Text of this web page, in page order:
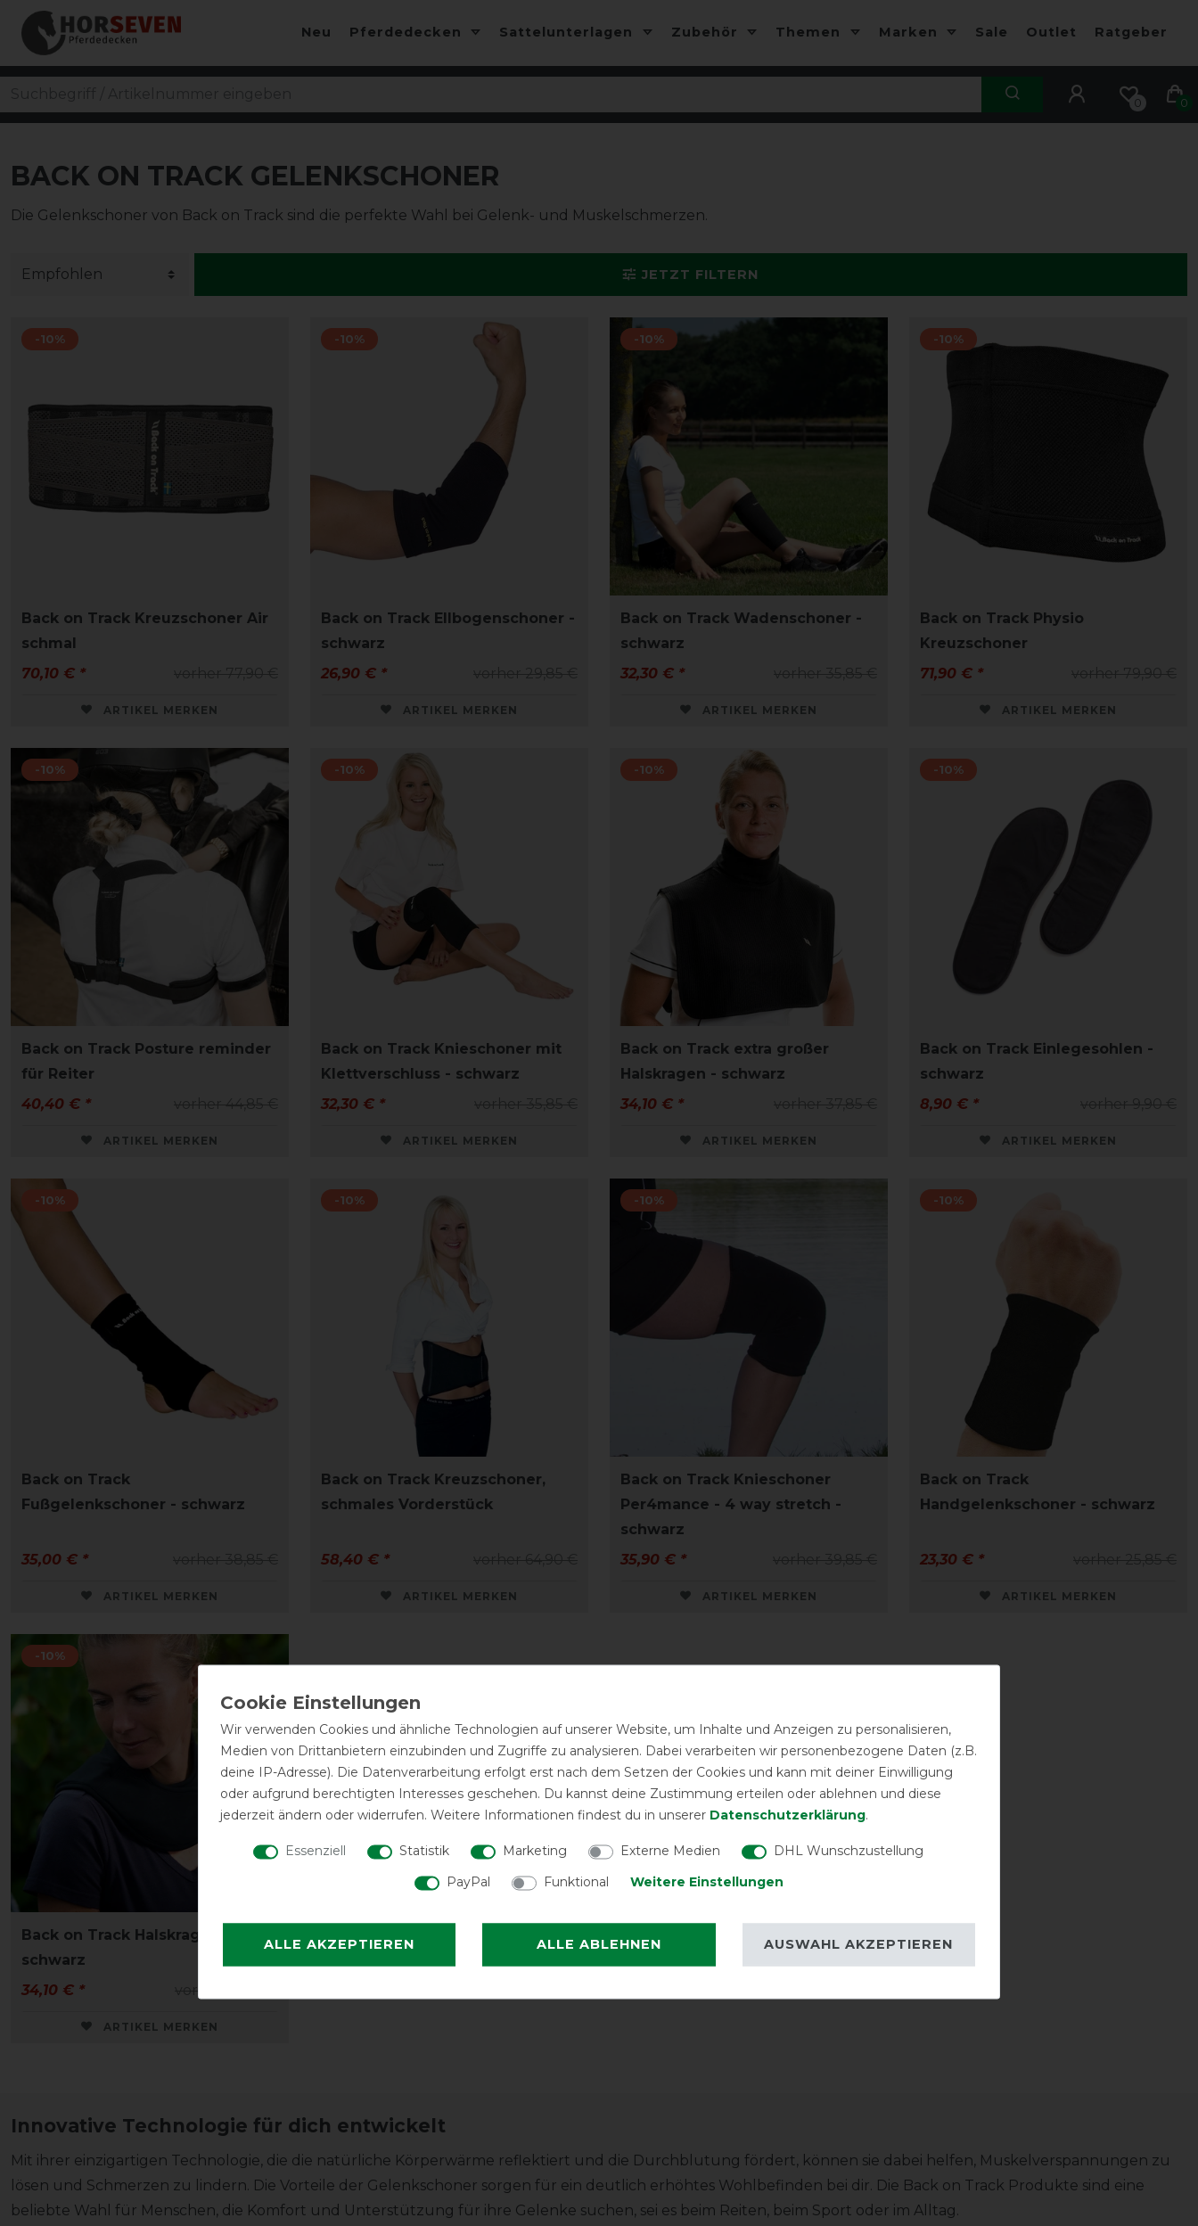
Neu Pferdedecken Sattelunterlagen Zubehör Themen Marken Sale Outlet Ratgeber
0 0
BACK ON TRACK GELENKSCHONER
Die Gelenkschoner von Back on Track sind die perfekte Wahl bei Gelenk- und Muskelschmerzen.
JETZT FILTERN
-10%
Back on Track Kreuzschoner Air
schmal
70,10 € *
ARTIKEL MERKEN
-10%
Back on Track Ellbogenschoner -
schwarz
26,90 € *
ARTIKEL MERKEN
-10%
Back on Track Wadenschoner -
schwarz
32,30 € *
ARTIKEL MERKEN
-10%
Back on Track Physio
Kreuzschoner
71,90 € *
ARTIKEL MERKEN
-10%
Back on Track Posture reminder
für Reiter
40,40 € *
ARTIKEL MERKEN
-10%
Back on Track Knieschoner mit
Klettverschluss - schwarz
32,30 € *
ARTIKEL MERKEN
-10%
Back on Track extra großer
Halskragen - schwarz
34,10 € *
ARTIKEL MERKEN
-10%
Back on Track Einlegesohlen -
schwarz
8,90 € *
ARTIKEL MERKEN
-10%
Back on Track
Fußgelenkschoner - schwarz
35,00 € *
ARTIKEL MERKEN
-10%
Back on Track Kreuzschoner,
schmales Vorderstück
58,40 € *
ARTIKEL MERKEN
-10%
Back on Track Knieschoner
Per4mance - 4 way stretch -
schwarz
35,90 € *
ARTIKEL MERKEN
-10%
Back on Track
Handgelenkschoner - schwarz
23,30 € *
ARTIKEL MERKEN
-10%
Back on Track Halskragen -
schwarz
34,10 € *
ARTIKEL MERKEN
Innovative Technologie für dich entwickelt
Mit ihrer einzigartigen Technologie, die die natürliche Körperwärme reflektiert und die Durchblutung fördert, können sie dabei helfen, Muskelverspannungen zu
lösen und Schmerzen zu lindern. Die Vorteile der Gelenkschoner sorgen für ein deutlich erhöhtes Wohlbefinden bei dir. Die Back on Track Produkte sind eine
beliebte Wahl für Menschen, die Komfort und Unterstützung für ihre Gelenke suchen, sei es beim Reiten, beim Sport oder im Alltag.
Wir verwenden Cookies und ähnliche Technologien auf unserer Website, um Inhalte und Anzeigen zu personalisieren,
Medien von Drittanbietern einzubinden und Zugriffe zu analysieren. Dabei verarbeiten wir personenbezogene Daten (z.B.
deine IP-Adresse). Die Datenverarbeitung erfolgt erst nach dem Setzen der Cookies und kann mit deiner Einwilligung
oder aufgrund berechtigten Interesses geschehen. Du kannst deine Zustimmung erteilen oder ablehnen und diese
jederzeit ändern oder widerrufen. Weitere Informationen findest du in unserer Daten­schutz­erklärung.
Essenziell Statistik Marketing Externe Medien
DHL Wunschzustellung
PayPal
Funktional Weitere Einstellungen
ALLE AKZEPTIEREN ALLE ABLEHNEN AUSWAHL AKZEPTIEREN